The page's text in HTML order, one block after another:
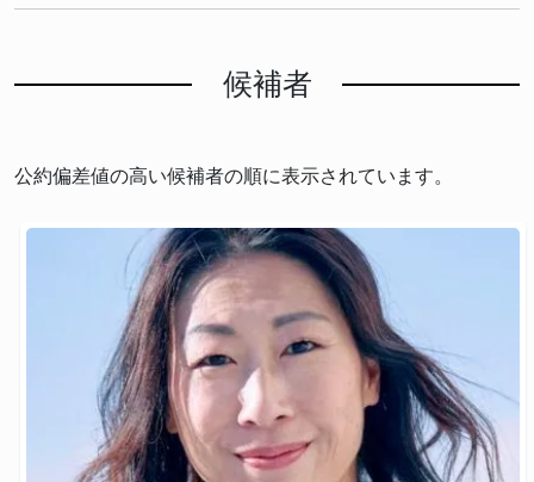
候補者
公約偏差値の高い候補者の順に表示されています。